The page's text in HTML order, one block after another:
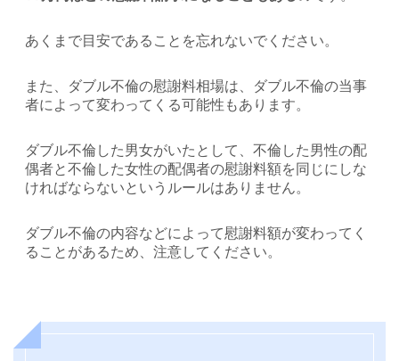
あくまで目安であることを忘れないでください。
また、ダブル不倫の慰謝料相場は、ダブル不倫の当事
者によって変わってくる可能性もあります。
ダブル不倫した男女がいたとして、不倫した男性の配
偶者と不倫した女性の配偶者の慰謝料額を同じにしな
ければならないというルールはありません。
ダブル不倫の内容などによって慰謝料額が変わってく
ることがあるため、注意してください。